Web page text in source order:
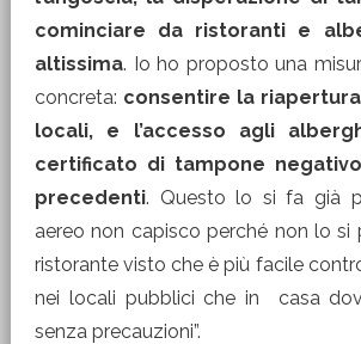
cominciare da ristoranti e
altissima. Io ho proposto una
concreta: consentire la
locali, e l’accesso agli
certificato di tampone
precedenti. Questo lo si fa già
aereo non capisco perché non lo si
ristorante visto che è più facile
nei locali pubblici che in casa
senza precauzioni”.